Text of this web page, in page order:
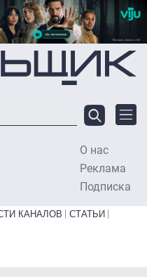
О нас
Реклама
Подписка
КАНАЛОВ
СТАТЬИ